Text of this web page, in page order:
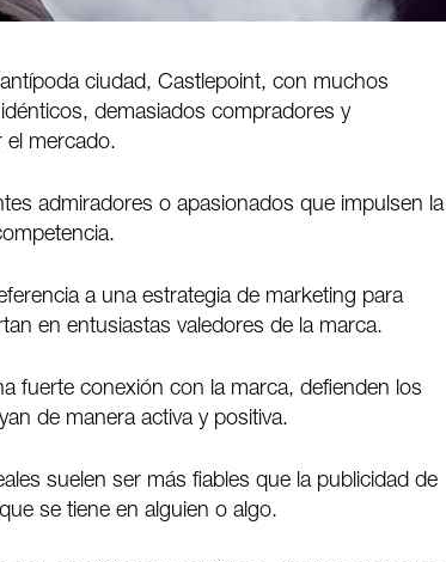
ciudad, Castlepoint, con muchos
demasiados compradores y
el mercado.
admiradores o apasionados que impulsen la
a una estrategia de marketing para
en entusiastas valedores de la marca.
fuerte conexión con la marca, defienden los
de manera activa y positiva.
suelen ser más fiables que la publicidad de
se tiene en alguien o algo.